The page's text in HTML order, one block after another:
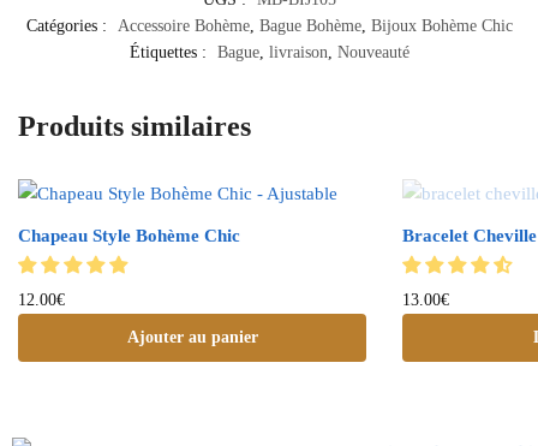
Catégories :
Accessoire Bohème, Bague Bohème, Bijoux Bohème Chic
Étiquettes :
Bague, livraison Nouveauté
Produits similaires
Chapeau Style Bohème Chic
12.00€
Ajouter au panier
Bracelet
13.00€